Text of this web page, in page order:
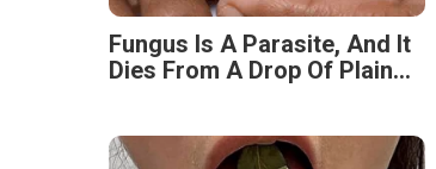
Fungus Is A Parasite, And It
Dies From A Drop Of Plain...